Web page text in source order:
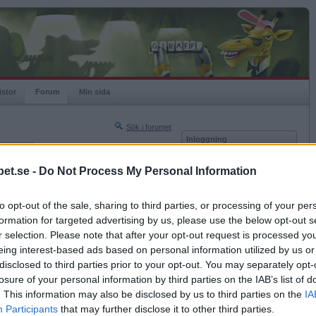
- Do Not Process My Personal Information
opt-out of the sale, sharing to third parties, or processing of your
for targeted advertising by us, please use the below opt-out
selection. Please note that after your opt-out request is processed
interest-based ads based on personal information utilized by us
to third parties prior to your opt-out. You may separately
of your personal information by third parties on the IAB’s list of
This information may also be disclosed by us to third parties on the
Participants that may further disclose it to other third parties.
Forum Min sida
Sök i forumet
Nästa sida »
2012-02-17 15:31
2012-02-17 15:35
Inloggning
Kom ihåg mig
Glömt ditt lösenord?
Få ny aktiveringslänk
Betapet är gratis!